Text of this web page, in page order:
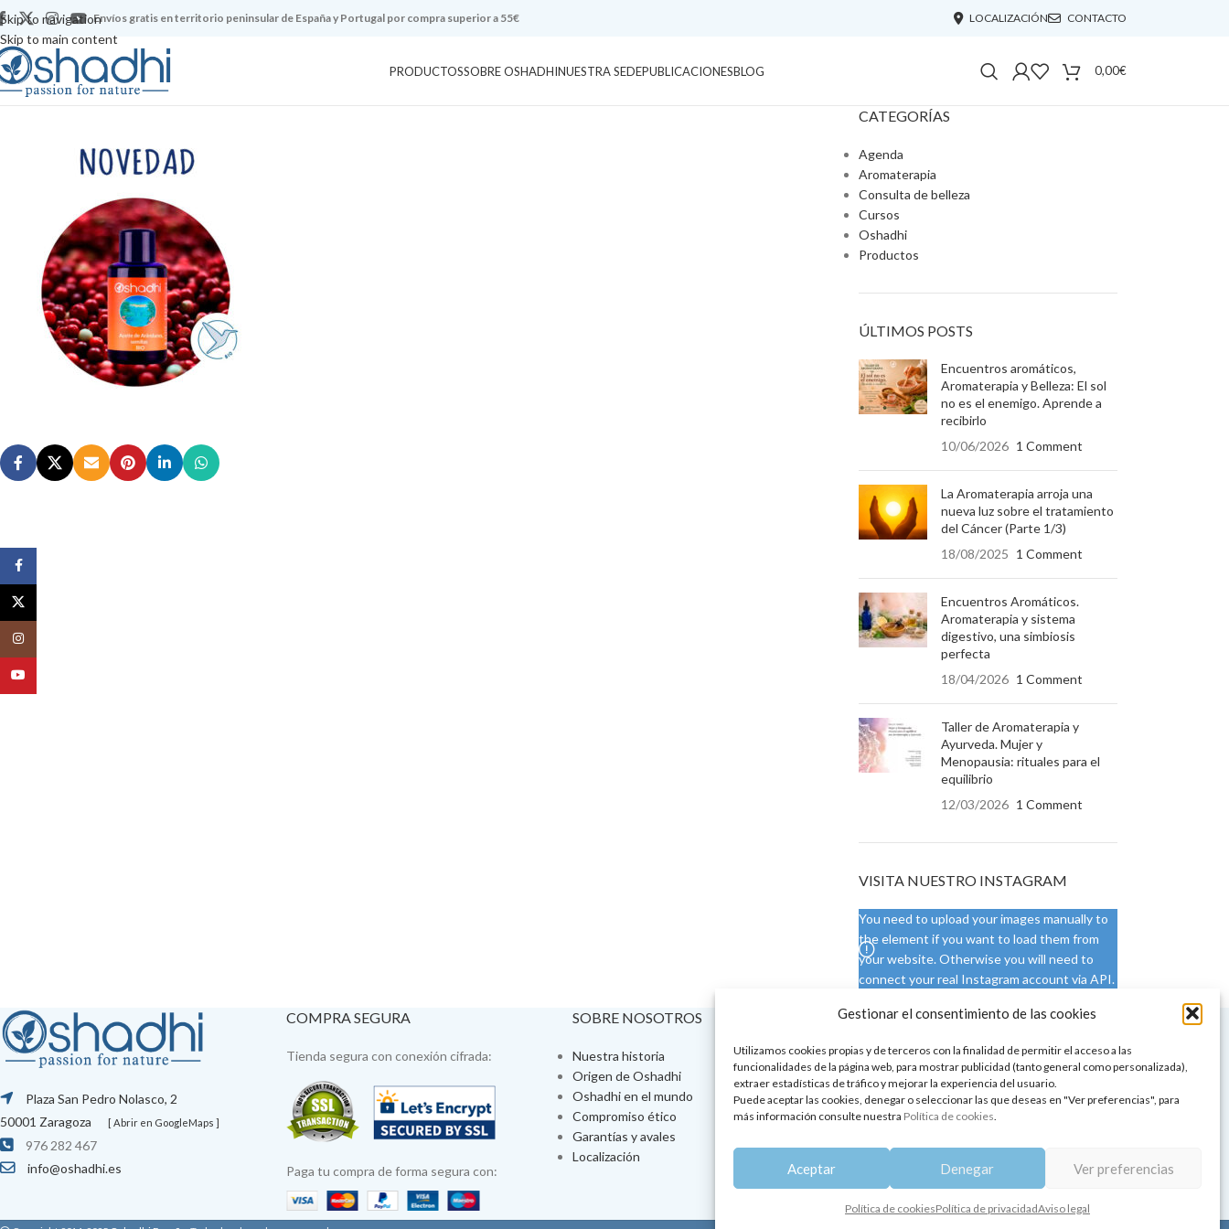
Gestionar el consentimiento de las cookies
Utilizamos cookies propias y de terceros con la finalidad de permitir el acceso a las
funcionalidades de la página web, para mostrar publicidad (tanto general como personalizada),
extraer estadísticas de tráfico y mejorar la experiencia del usuario.
Puede aceptar las cookies, denegar o seleccionar las que deseas en "Ver preferencias", para
más información consulte nuestra Política de cookies.
Aceptar Denegar Ver preferencias
Política de cookiesPolítica de privacidadAviso legal
Skip to navigation
Skip to main content
Envíos gratis en territorio peninsular de España y Portugal por compra superior a 55€ LOCALIZACIÓN CONTACTO
PRODUCTOSSOBRE OSHADHINUESTRA SEDEPUBLICACIONESBLOG 0,00€
CATEGORÍAS
Agenda
Aromaterapia
Consulta de belleza
Cursos
Oshadhi
Productos
ÚLTIMOS POSTS
Encuentros aromáticos,
Aromaterapia y Belleza: El sol
no es el enemigo. Aprende a
recibirlo
10/06/2026 1 Comment
La Aromaterapia arroja una
nueva luz sobre el tratamiento
del Cáncer (Parte 1/3)
18/08/2025 1 Comment
Encuentros Aromáticos.
Aromaterapia y sistema
digestivo, una simbiosis
perfecta
18/04/2026 1 Comment
Taller de Aromaterapia y
Ayurveda. Mujer y
Menopausia: rituales para el
equilibrio
12/03/2026 1 Comment
VISITA NUESTRO INSTAGRAM
You need to upload your images manually to
the element if you want to load them from
your website. Otherwise you will need to
connect your real Instagram account via API.
Plaza San Pedro Nolasco, 2
50001 Zaragoza
[ Abrir en GoogleMaps ]
976 282 467
info@oshadhi.es
COMPRA SEGURA
Tienda segura con conexión cifrada:
Paga tu compra de forma segura con:
SOBRE NOSOTROS
Nuestra historia
Origen de Oshadhi
Oshadhi en el mundo
Compromiso ético
Garantías y avales
Localización
VISÍTA NUESTRA SEDE
Tienda física
Talleres de aromaterapia
Tratamientos de belleza
Ayurveda
Aromaterapia y bienestar
CONDICIONES DE USO
Condiciones generales
Cambios y devoluciones
Formas de pago
Formas de envío